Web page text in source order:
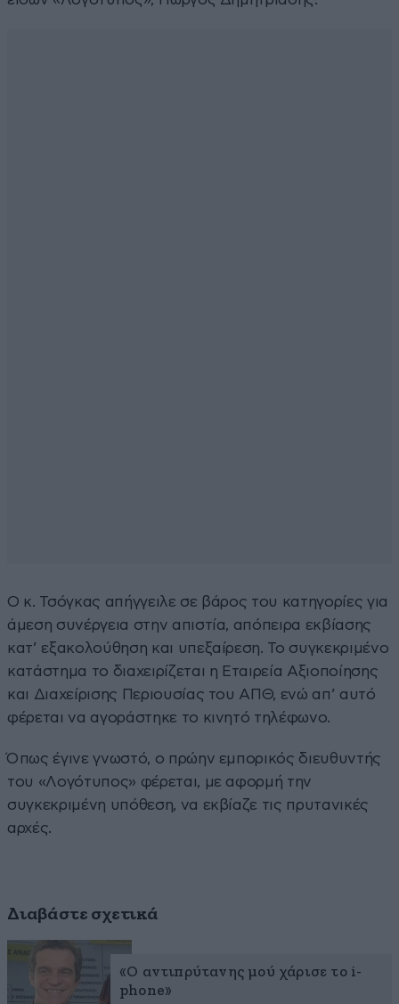
Ο κ. Τσόγκας απήγγειλε σε βάρος του κατηγορίες για
άμεση συνέργεια στην απιστία, απόπειρα εκβίασης
κατ’ εξακολούθηση και υπεξαίρεση. Το συγκεκριμένο
κατάστημα το διαχειρίζεται η Εταιρεία Αξιοποίησης
και Διαχείρισης Περιουσίας του ΑΠΘ, ενώ απ’ αυτό
φέρεται να αγοράστηκε το κινητό τηλέφωνο.
Όπως έγινε γνωστό, ο πρώην εμπορικός διευθυντής
του «Λογότυπος» φέρεται, με αφορμή την
συγκεκριμένη υπόθεση, να εκβίαζε τις πρυτανικές
αρχές.
Διαβάστε σχετικά
«Ο αντιπρύτανης μού χάρισε το i-
phone»